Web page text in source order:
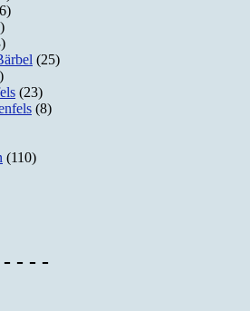
(25)
(23)
(8)
(110)
- - -